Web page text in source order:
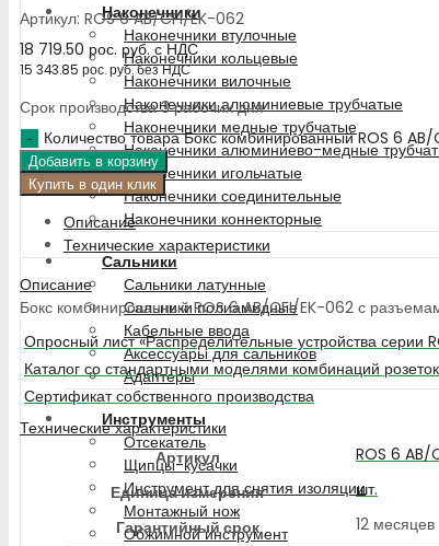
Наконечники
Наконечники втулочные
Наконечники кольцевые
Наконечники вилочные
Наконечники алюминиевые трубчатые
Наконечники медные трубчатые
Наконечники алюминиево-медные
Наконечники игольчатые
Наконечники соединительные
Наконечники коннекторные
Сальники
Сальники латунные
Сальники полиамидные
Кабельные ввода
Аксессуары для сальников
Адаптеры
Инструменты
Отсекатель
Щипцы-кусачки
Инструмент для снятия изоляции
Монтажный нож
Обжимной инструмент
Артикул: ROS 6 AB/CFI/EK-062
18 719.50 рос. руб.с НДС
15 343.85 рос. руб.без НДС
Срок производства 3 рабочих дня
Количество товара Бокс комбинированный ROS 6
Добавить в корзину
Купить в один клик
Описание
Технические характеристики
Описание
Бокс комбинированный ROS 6 AB/CFI/EK-062 с
Опросный лист «Распределительные устройства серии
Каталог со стандартными моделями комбинаций
Сертификат собственного производства
Технические характеристики
Артикул
ROS 6 AB/
Единица измерения
шт.
Гарантийный срок
12 месяцев